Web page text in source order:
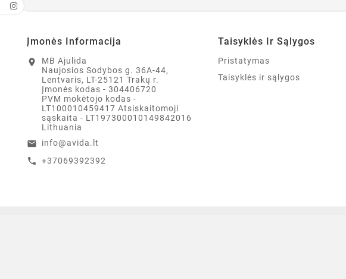
Įmonės Informacija
location_on
MB Ajulida
Naujosios Sodybos g. 36A-44,
Lentvaris, LT-25121 Trakų r.
Įmonės kodas - 304406720
PVM mokėtojo kodas -
LT100010459417 Atsiskaitomoji
sąskaita - LT197300010149842016
Lithuania
email info@avida.lt
call +37069392392
Taisyklės Ir Sąlygos
Pristatymas
Taisyklės ir sąlygos